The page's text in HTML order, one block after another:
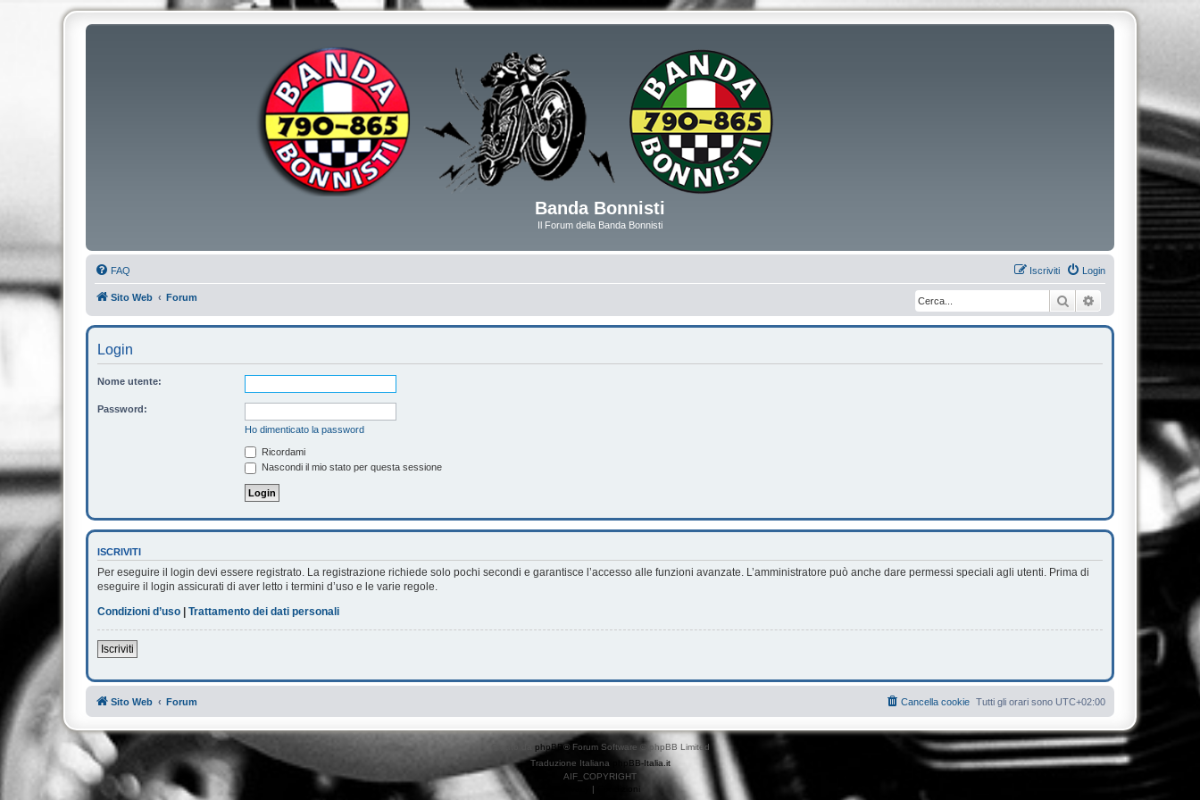
Banda Bonnisti
Il Forum della Banda Bonnisti
FAQ Login
Iscriviti
Sito Web Forum Cerca Ricerca avanzata
Login
Nome utente:
Password:
Ho dimenticato la password
Ricordami
Nascondi il mio stato per questa sessione
ISCRIVITI
Per eseguire il login devi essere registrato. La registrazione richiede solo pochi secondi e garantisce l’accesso alle funzioni avanzate. L’amministratore può anche dare permessi speciali agli utenti. Prima di
eseguire il login assicurati di aver letto i termini d’uso e le varie regole.
Condizioni d’uso
Trattamento dei dati personali
Iscriviti
Sito Web Forum Tutti gli orari sono UTC+02:00
Cancella cookie
phpBB® Forum Software © phpBB Limited
Traduzione Italiana
phpBB-Italia.it
AIF_COPYRIGHT
| Condizioni